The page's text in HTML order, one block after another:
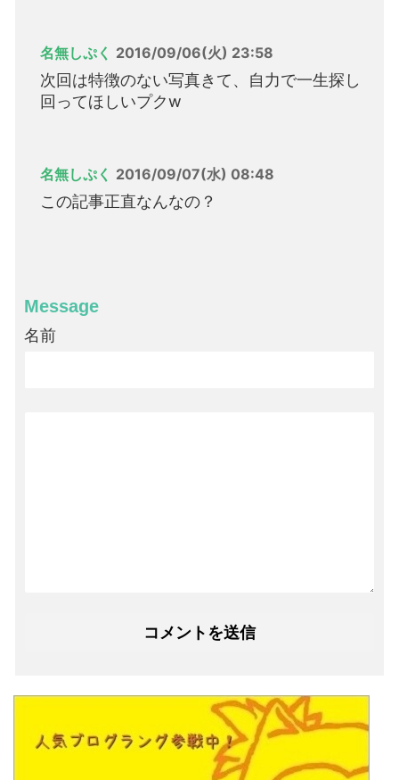
名無しぷく 2016/09/06(火) 23:58
次回は特徴のない写真きて、自力で一生探し
回ってほしいプクw
名無しぷく 2016/09/07(水) 08:48
この記事正直なんなの？
Message
名前